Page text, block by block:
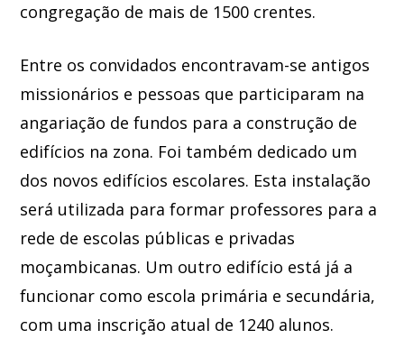
congregação de mais de 1500 crentes.
Entre os convidados encontravam-se antigos
missionários e pessoas que participaram na
angariação de fundos para a construção de
edifícios na zona. Foi também dedicado um
dos novos edifícios escolares. Esta instalação
será utilizada para formar professores para a
rede de escolas públicas e privadas
moçambicanas. Um outro edifício está já a
funcionar como escola primária e secundária,
com uma inscrição atual de 1240 alunos.